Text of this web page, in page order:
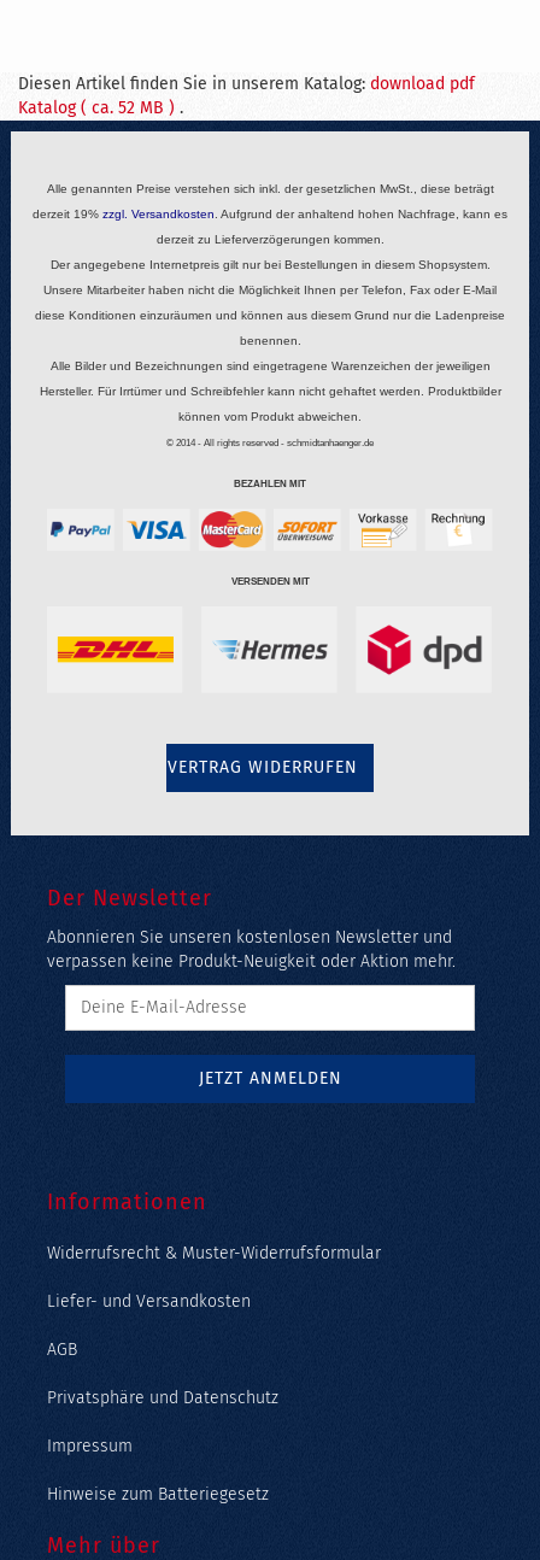
Diesen Artikel finden Sie in unserem Katalog: download pdf
Katalog ( ca. 52 MB ) .
Alle genannten Preise verstehen sich inkl. der gesetzlichen MwSt., diese beträgt
derzeit 19% zzgl. Versandkosten . Aufgrund der anhaltend hohen Nachfrage, kann es
derzeit zu Lieferverzögerungen kommen.
Der angegebene Internetpreis gilt nur bei Bestellungen in diesem Shopsystem.
Unsere Mitarbeiter haben nicht die Möglichkeit Ihnen per Telefon, Fax oder E-Mail
diese Konditionen einzuräumen und können aus diesem Grund nur die Ladenpreise
benennen.
Alle Bilder und Bezeichnungen sind eingetragene Warenzeichen der jeweiligen
Hersteller. Für Irrtümer und Schreibfehler kann nicht gehaftet werden. Produktbilder
können vom Produkt abweichen.
© 2014 - All rights reserved - schmidtanhaenger.de
BEZAHLEN MIT
VERSENDEN MIT
VERTRAG WIDERRUFEN
Der Newsletter
Abonnieren Sie unseren kostenlosen Newsletter und
verpassen keine Produkt-Neuigkeit oder Aktion mehr.
Informationen
Widerrufsrecht & Muster-Widerrufsformular
Liefer- und Versandkosten
AGB
Privatsphäre und Datenschutz
Impressum
Hinweise zum Batteriegesetz
Mehr über